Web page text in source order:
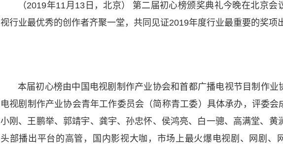
（2019年11月13日，北京） 第二届初心榜颁奖典礼今晚在北京会
视行业最优秀的创作者齐聚一堂，共同见证2019年度行业最重要的奖项
本届初心榜由中国电视剧制作产业协会和首都广播电视节目制作业
电视剧制作产业协会青年工作委员会（简称青工委）具体承办，评委会
小刚、王鹏举、郭靖宇、龚宇、孙忠怀、侯鸿亮、白一骢、高满堂、黄
头部播出平台的高管，国内影视大咖，市场上最火爆电视剧、网剧、